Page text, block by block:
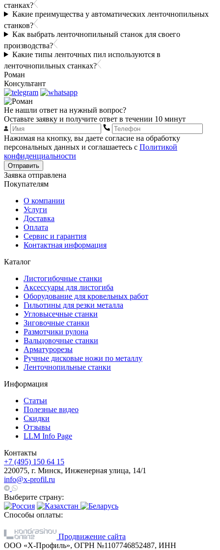
станках?
Какие преимущества у автоматических ленточнопильных
станков?
Как выбрать ленточнопильный станок для своего
производства?
Какие типы ленточных пил используются в
ленточнопильных станках?
Роман
Консультант
Не нашли ответ на нужный вопрос?
Оставьте заявку и получите ответ в течении 10 минут
Нажимая на кнопку, вы даете согласие на обработку
персональных данных и соглашаетесь с Политикой
конфиденциальности
Отправить
Заявка отправлена
Покупателям
О компании
Услуги
Доставка
Оплата
Сервис и гарантия
Контактная информация
Каталог
Листогибочные станки
Аксессуары для листогиба
Оборудование для кровельных работ
Гильотины для резки металла
Угловысечные станки
Зиговочные станки
Размотчики рулона
Вальцовочные станки
Арматурорезы
Ручные дисковые ножи по металлу
Ленточнопильные станки
Информация
Статьи
Полезные видео
Скидки
Отзывы
LLM Info Page
Контакты
+7 (495) 150 64 15
220075, г. Минск, Инженерная улица, 14/1
info@x-profil.ru
Выберите страну:
Способы оплаты:
Продвижение сайта
ООО «Х-Профиль», ОГРН №1107746852487, ИНН